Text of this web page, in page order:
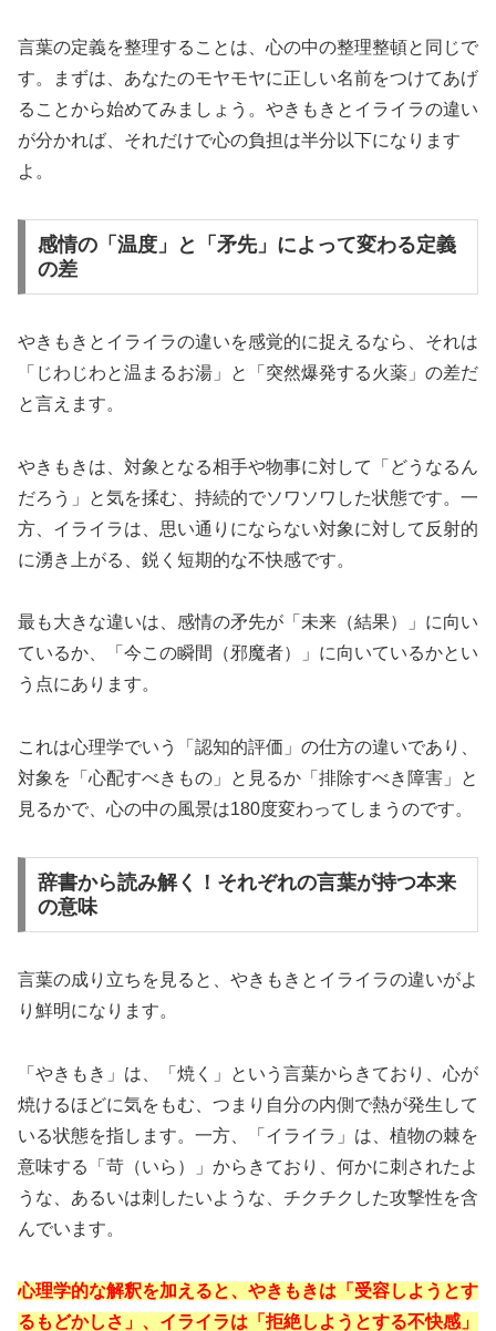
言葉の定義を整理することは、心の中の整理整頓と同じで
す。まずは、あなたのモヤモヤに正しい名前をつけてあげ
ることから始めてみましょう。やきもきとイライラの違い
が分かれば、それだけで心の負担は半分以下になります
よ。
感情の「温度」と「矛先」によって変わる定義
の差
やきもきとイライラの違いを感覚的に捉えるなら、それは
「じわじわと温まるお湯」と「突然爆発する火薬」の差だ
と言えます。
やきもきは、対象となる相手や物事に対して「どうなるん
だろう」と気を揉む、持続的でソワソワした状態です。一
方、イライラは、思い通りにならない対象に対して反射的
に湧き上がる、鋭く短期的な不快感です。
最も大きな違いは、感情の矛先が「未来（結果）」に向い
ているか、「今この瞬間（邪魔者）」に向いているかとい
う点にあります。
これは心理学でいう「認知的評価」の仕方の違いであり、
対象を「心配すべきもの」と見るか「排除すべき障害」と
見るかで、心の中の風景は180度変わってしまうのです。
辞書から読み解く！それぞれの言葉が持つ本来
の意味
言葉の成り立ちを見ると、やきもきとイライラの違いがよ
り鮮明になります。
「やきもき」は、「焼く」という言葉からきており、心が
焼けるほどに気をもむ、つまり自分の内側で熱が発生して
いる状態を指します。一方、「イライラ」は、植物の棘を
意味する「苛（いら）」からきており、何かに刺されたよ
うな、あるいは刺したいような、チクチクした攻撃性を含
んでいます。
心理学的な解釈を加えると、やきもきは「受容しようとす
るもどかしさ」、イライラは「拒絶しようとする不快感」